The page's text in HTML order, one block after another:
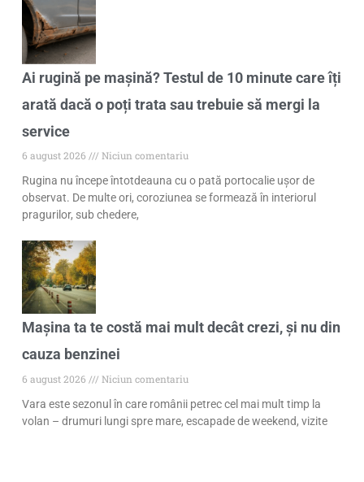
Ai rugină pe mașină? Testul de 10 minute care îți
arată dacă o poți trata sau trebuie să mergi la
service
6 august 2026
Niciun comentariu
Rugina nu începe întotdeauna cu o pată portocalie ușor de
observat. De multe ori, coroziunea se formează în interiorul
pragurilor, sub chedere,
Mașina ta te costă mai mult decât crezi, și nu din
cauza benzinei
6 august 2026
Niciun comentariu
Vara este sezonul în care românii petrec cel mai mult timp la
volan – drumuri lungi spre mare, escapade de weekend, vizite